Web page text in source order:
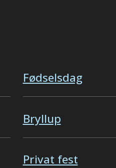
Fødselsdag
Bryllup
Privat fest